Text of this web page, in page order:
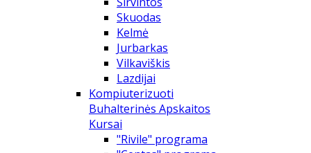
Skuodas
Kelmė
Jurbarkas
Vilkaviškis
Lazdijai
Kompiuterizuoti
Buhalterinės Apskaitos
Kursai
"Rivile" programa